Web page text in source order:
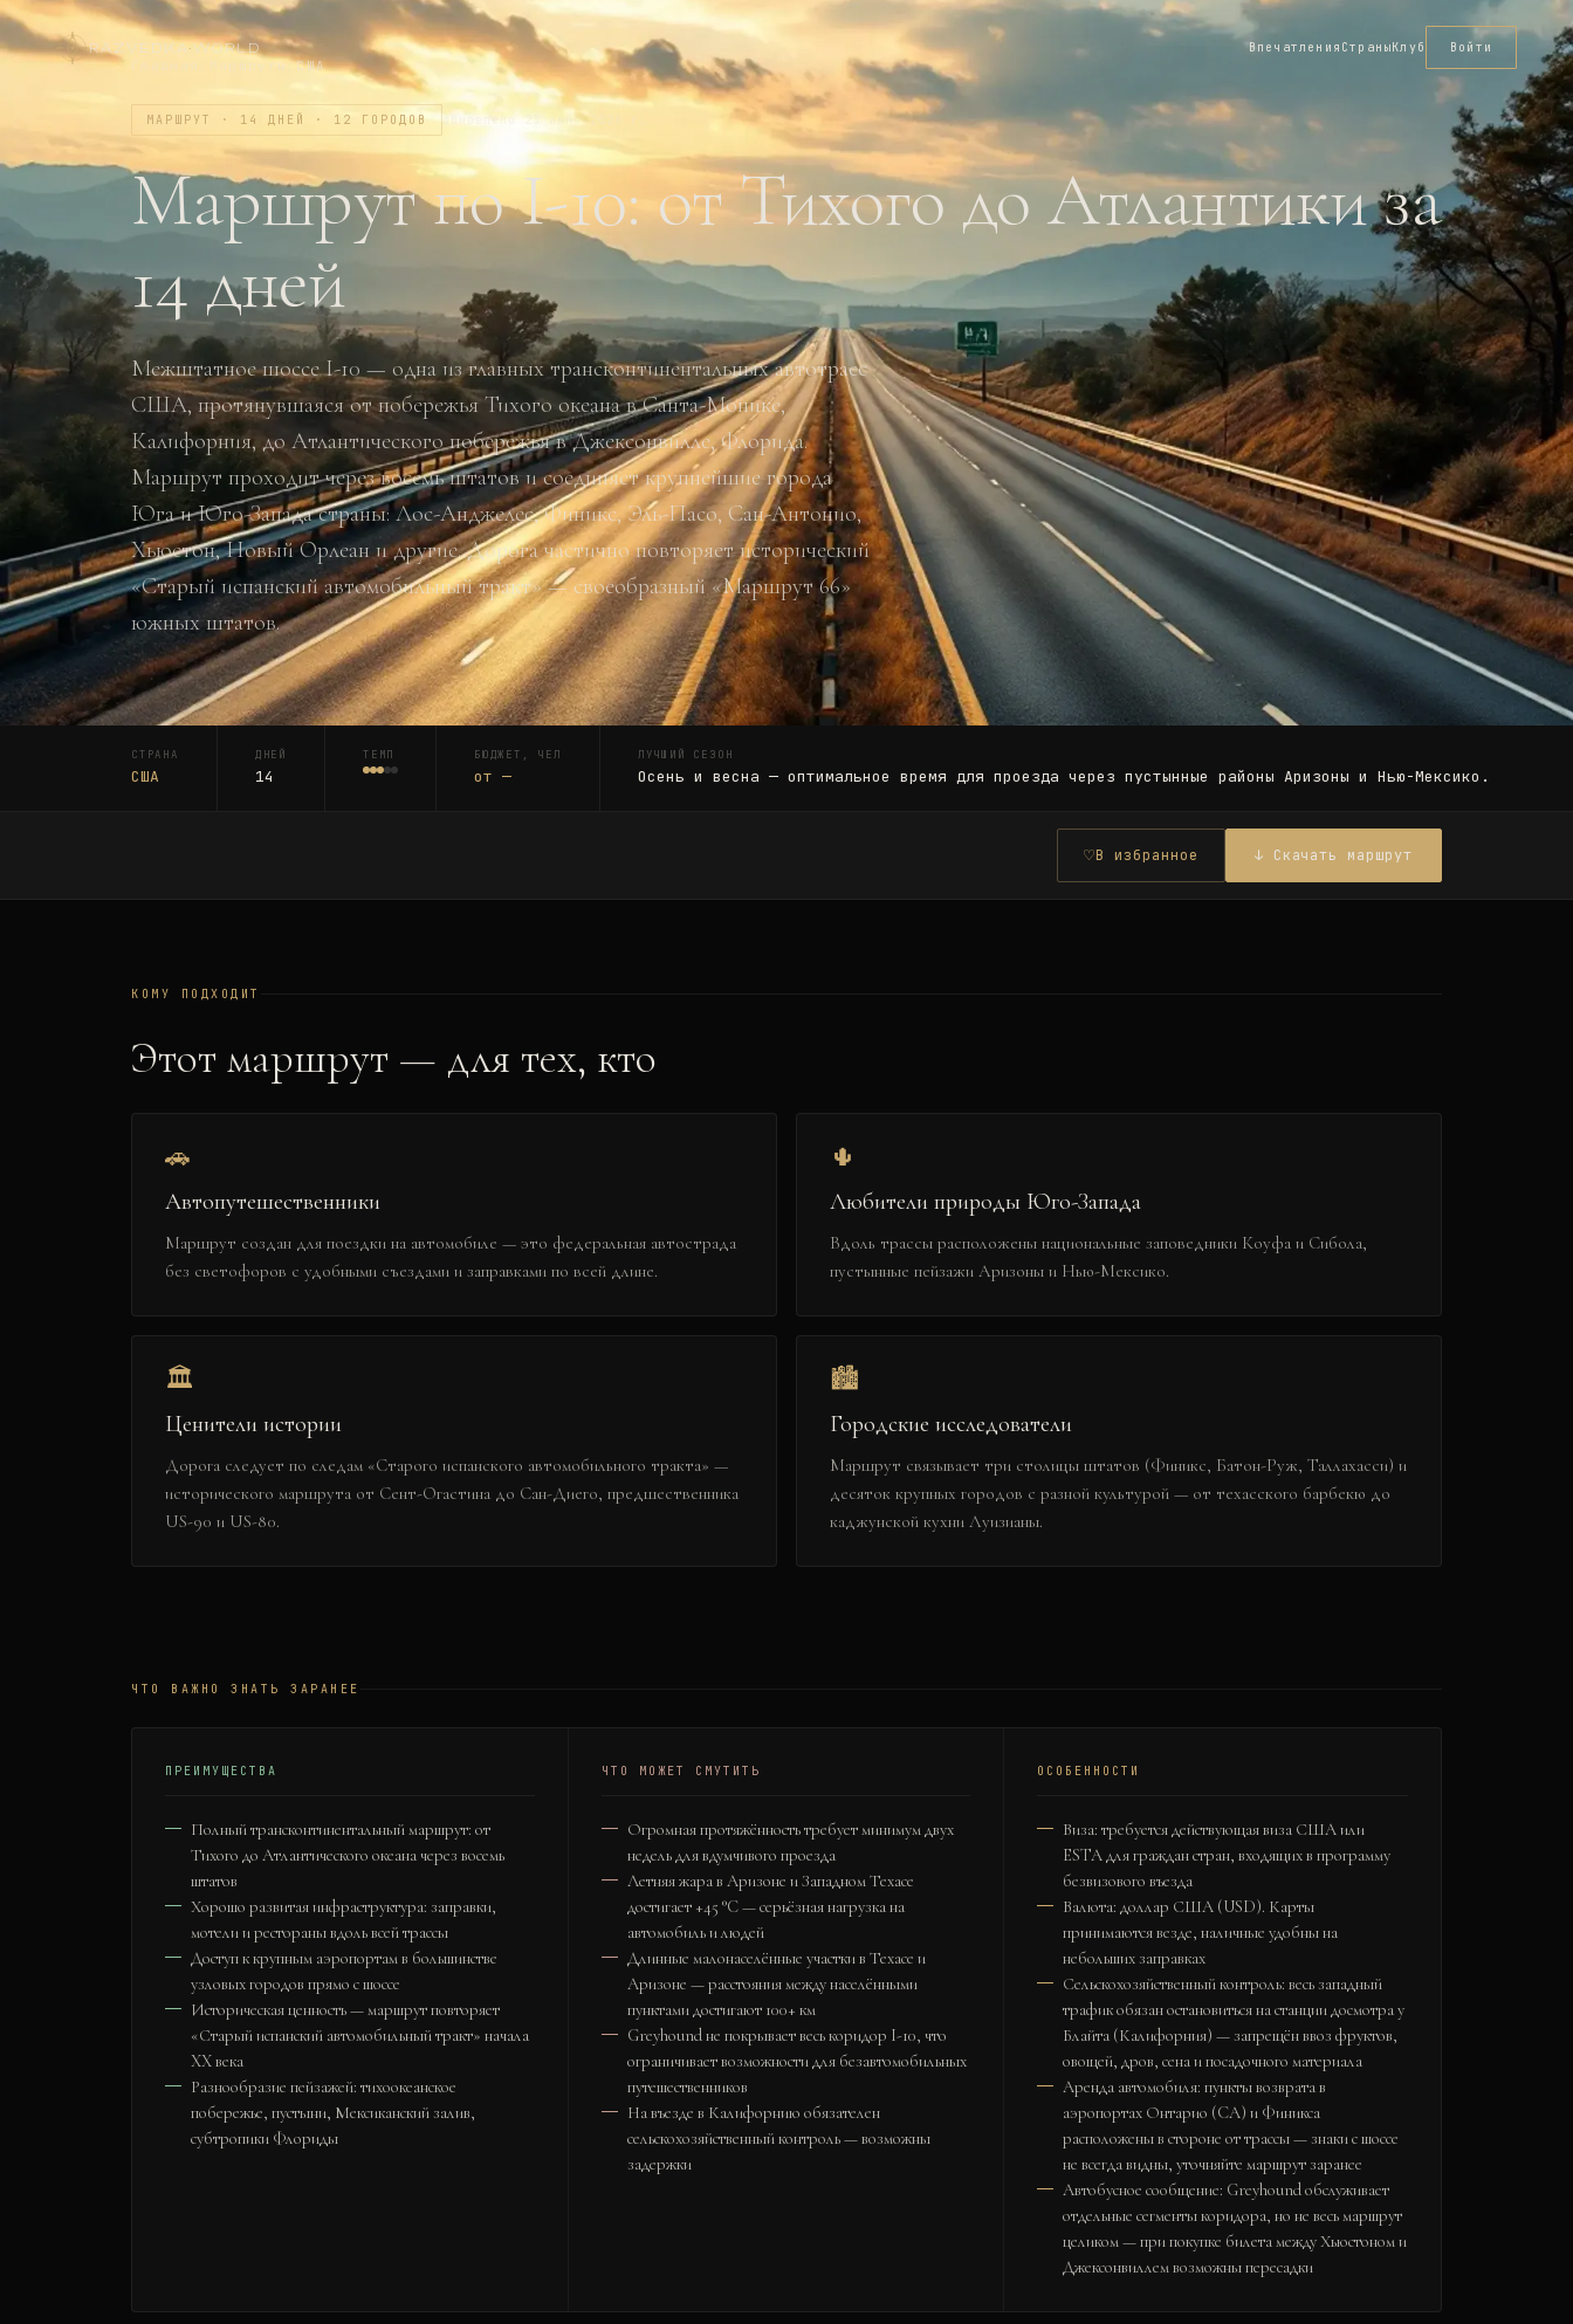
RAZVEDKA·WORLD Впечатления СтраныКлуб Войти
Главная Маршруты /США
МАРШРУТ · 14 ДНЕЙ · 12 ГОРОДОВ обновлено23 июня 2026 г.
Маршрут по I-10: от Тихого до Атлантики за
14 дней
Межштатное шоссе I-10 — одна из главных трансконтинентальных автотрасс
США, протянувшаяся от побережья Тихого океана в Санта-Монике,
Калифорния, до Атлантического побережья в Джексонвилле, Флорида.
Маршрут проходит через восемь штатов и соединяет крупнейшие города
Юга и Юго-Запада страны: Лос-Анджелес, Финикс, Эль-Пасо, Сан-Антонио,
Хьюстон, Новый Орлеан и другие. Дорога частично повторяет исторический
«Старый испанский автомобильный тракт» — своеобразный «Маршрут 66»
южных штатов.
СТРАНА
США
ДНЕЙ
14
ТЕМП БЮДЖЕТ, ЧЕЛ
от—
ЛУЧШИЙ СЕЗОН
Осень и весна — оптимальное время для проезда через пустынные районы Аризоны и Нью-Мексико.
♡В избранное ↓ Скачать маршрут
КОМУ ПОДХОДИТ
Этот маршрут — для тех, кто
🚗
Автопутешественники
Маршрут создан для поездки на автомобиле — это федеральная автострада
без светофоров с удобными съездами и заправками по всей длине.
🌵
Любители природы Юго-Запада
Вдоль трассы расположены национальные заповедники Коуфа и Сибола,
пустынные пейзажи Аризоны и Нью-Мексико.
🏛️
Ценители истории
Дорога следует по следам «Старого испанского автомобильного тракта» —
исторического маршрута от Сент-Огастина до Сан-Диего, предшественника
US-90 и US-80.
🏙️
Городские исследователи
Маршрут связывает три столицы штатов (Финикс, Батон-Руж, Таллахасси) и
десяток крупных городов с разной культурой — от техасского барбекю до
каджунской кухни Луизианы.
ЧТО ВАЖНО ЗНАТЬ ЗАРАНЕЕ
ПРЕИМУЩЕСТВА
Полный трансконтинентальный маршрут: от
Тихого до Атлантического океана через восемь
штатов
Хорошо развитая инфраструктура: заправки,
мотели и рестораны вдоль всей трассы
Доступ к крупным аэропортам в большинстве
узловых городов прямо с шоссе
Историческая ценность — маршрут повторяет
«Старый испанский автомобильный тракт» начала
XX века
Разнообразие пейзажей: тихоокеанское
побережье, пустыни, Мексиканский залив,
субтропики Флориды
ЧТО МОЖЕТ СМУТИТЬ
Огромная протяжённость требует минимум двух
недель для вдумчивого проезда
Летняя жара в Аризоне и Западном Техасе
достигает +45 °C — серьёзная нагрузка на
автомобиль и людей
Длинные малонаселённые участки в Техасе и
Аризоне — расстояния между населёнными
пунктами достигают 100+ км
Greyhound не покрывает весь коридор I-10, что
ограничивает возможности для безавтомобильных
путешественников
На въезде в Калифорнию обязателен
сельскохозяйственный контроль — возможны
задержки
ОСОБЕННОСТИ
Виза: требуется действующая виза США или
ESTA для граждан стран, входящих в программу
безвизового въезда
Валюта: доллар США (USD). Карты
принимаются везде, наличные удобны на
небольших заправках
Сельскохозяйственный контроль: весь западный
трафик обязан остановиться на станции досмотра у
Блайта (Калифорния) — запрещён ввоз фруктов,
овощей, дров, сена и посадочного материала
Аренда автомобиля: пункты возврата в
аэропортах Онтарио (CA) и Финикса
расположены в стороне от трассы — знаки с шоссе
не всегда видны, уточняйте маршрут заранее
Автобусное сообщение: Greyhound обслуживает
отдельные сегменты коридора, но не весь маршрут
целиком — при покупке билета между Хьюстоном и
Джексонвиллем возможны пересадки